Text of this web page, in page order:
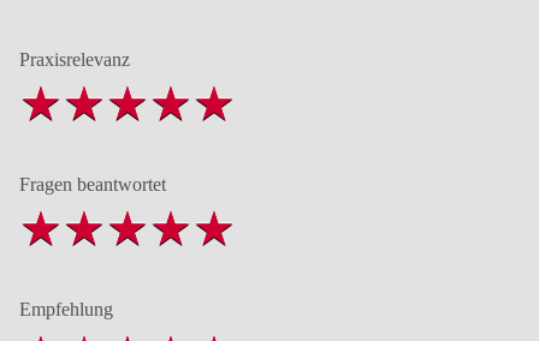
Praxisrelevanz
Fragen beantwortet
Empfehlung